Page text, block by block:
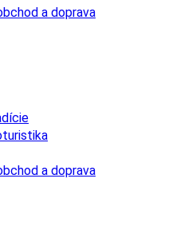
a doprava
a doprava